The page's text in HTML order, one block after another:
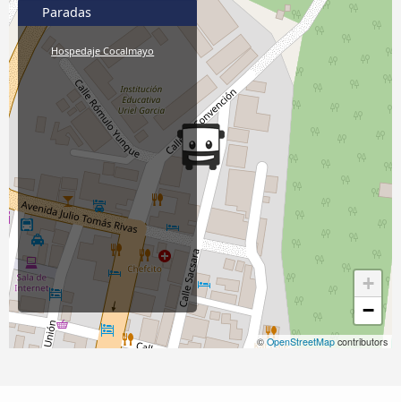
+
−
©OpenStreetMap contributors
Paradas
Hospedaje Cocalmayo